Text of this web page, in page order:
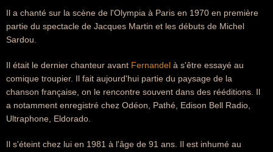
Il a chanté sur la scène de l'Olympia à Paris en 1970 en première
partie du spectacle de Jacques Martin et les débuts de Michel
Sardou.
Il était le dernier chanteur avant Fernandel à s'être essayé au
comique troupier. Il fait aujourd'hui partie du paysage de la
chanson française, on le rencontre souvent dans des rééditions. Il
a notamment enregistré chez Odéon, Pathé, Edison Bell Radio,
Ultraphone, Eldorado.
Il s'éteint chez lui en 1981 à l'âge de 91 ans. Il est inhumé au